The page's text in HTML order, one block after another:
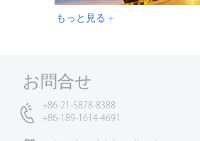
もっと見る +
お問合せ
+86-21-5878-8388
+86-189-1614-4691